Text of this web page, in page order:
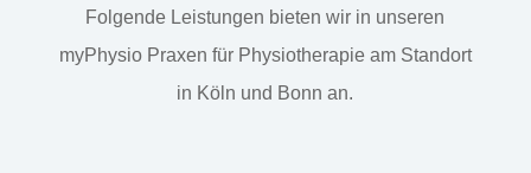
Folgende Leistungen bieten wir in unseren
myPhysio Praxen für Physiotherapie am Standort
in Köln und Bonn an.